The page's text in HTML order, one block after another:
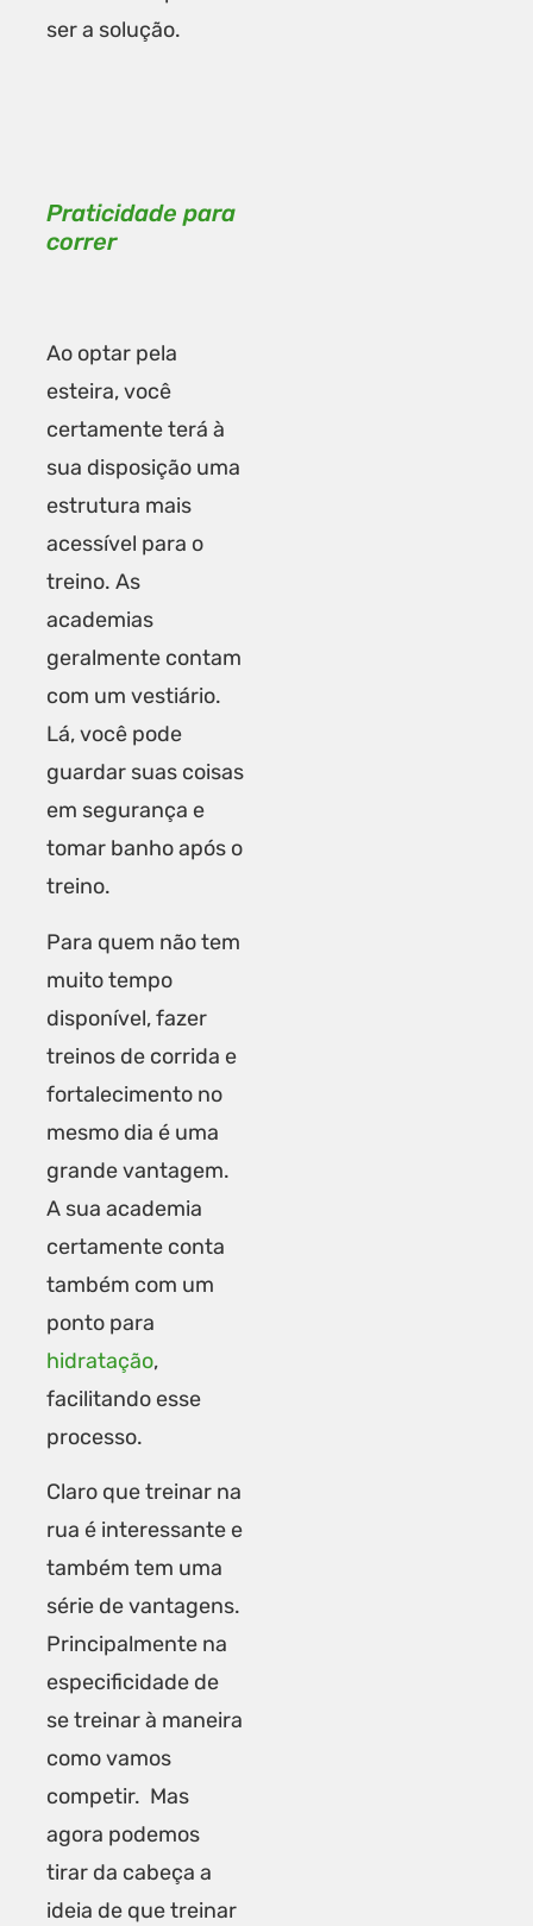
ser a solução.
Praticidade para
correr
Ao optar pela
esteira, você
certamente terá à
sua disposição uma
estrutura mais
acessível para o
treino. As
academias
geralmente contam
com um vestiário.
Lá, você pode
guardar suas coisas
em segurança e
tomar banho após o
treino.
Para quem não tem
muito tempo
disponível, fazer
treinos de corrida e
fortalecimento no
mesmo dia é uma
grande vantagem.
A sua academia
certamente conta
também com um
ponto para
hidratação,
facilitando esse
processo.
Claro que treinar na
rua é interessante e
também tem uma
série de vantagens.
Principalmente na
especificidade de
se treinar à maneira
como vamos
competir. Mas
agora podemos
tirar da cabeça a
ideia de que treinar